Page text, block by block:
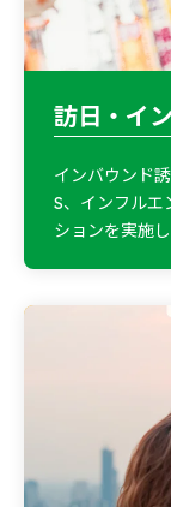
訪日・イ
インバウンド
S、インフルエ
ションを実施し